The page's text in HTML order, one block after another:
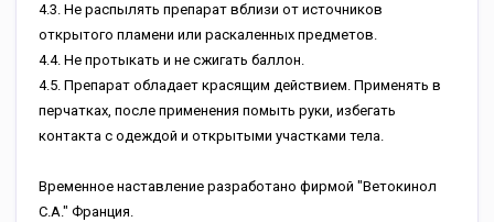
4.3. Не распылять препарат вблизи от источников
открытого пламени или раскаленных предметов.
4.4. Не протыкать и не сжигать баллон.
4.5. Препарат обладает красящим действием. Применять в
перчатках, после применения помыть руки, избегать
контакта с одеждой и открытыми участками тела.
Временное наставление разработано фирмой "Ветокинол
С.А." Франция.